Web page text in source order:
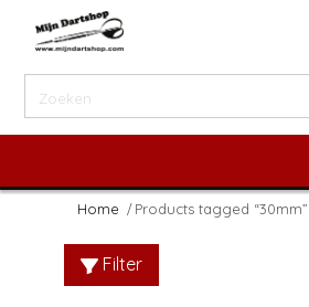
Home Products tagged “30mm”
Filter